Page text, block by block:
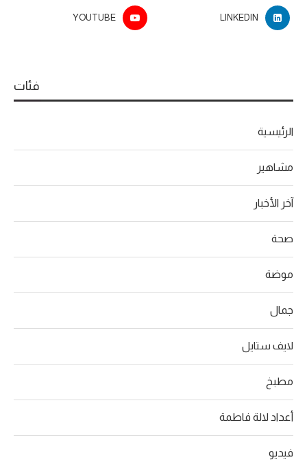
LINKEDIN
YOUTUBE
فئات
الرئيسية
مشاهير
آخر الأخبار
صحة
موضة
جمال
لايف ستايل
مطبخ
أعداد لالة فاطمة
فيديو